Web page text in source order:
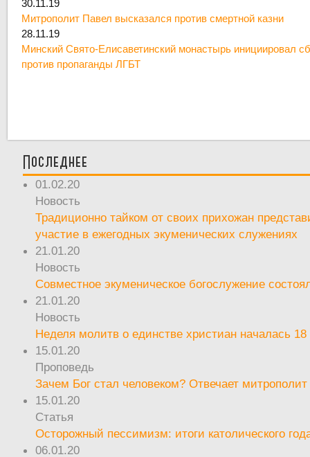
30.11.19
Митрополит Павел высказался против смертной казни
28.11.19
Минский Свято-Елисаветинский монастырь инициировал
против пропаганды ЛГБТ
Последнее
01.02.20
Новость
Традиционно тайком от своих прихожан
участие в ежегодных экуменических служениях
21.01.20
Новость
Совместное экуменическое богослужение
21.01.20
Новость
Неделя молитв о единстве христиан началась 18
15.01.20
Проповедь
Зачем Бог стал человеком? Отвечает
15.01.20
Статья
Осторожный пессимизм: итоги католического
06.01.20